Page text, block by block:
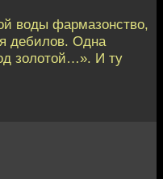
воды фармазонство,
дебилов. Одна
золотой…». И ту